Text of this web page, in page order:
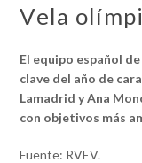
Vela
El equipo español
clave del año de
Lamadrid y Ana
con objetivos más
Fuente: RVEV.